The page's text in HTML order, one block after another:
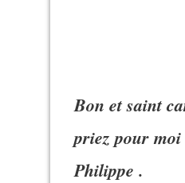
Bon et saint
priez pour moi
Philippe .